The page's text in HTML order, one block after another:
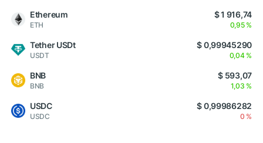
Ethereum
ETH
$ 1 916,74
0,95 %
Tether USDt
USDT
$ 0,99945290
0,04 %
BNB
BNB
$ 593,07
1,03 %
USDC
USDC
$ 0,99986282
0 %